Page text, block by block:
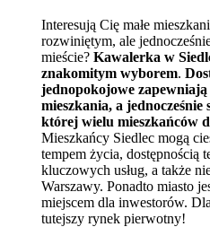
Interesują Cię małe
rozwiniętym, ale
mieście?Kawalerka w
znakomitym wyborem.
jednopokojowe
mieszkania, a jednocześnie
której wielu mieszkańców
Mieszkańcy Siedlec mogą
tempem życia, dostępnością
kluczowych usług, a także
Warszawy. Ponadto miasto
miejscem dla inwestorów.
tutejszy rynek pierwotny!